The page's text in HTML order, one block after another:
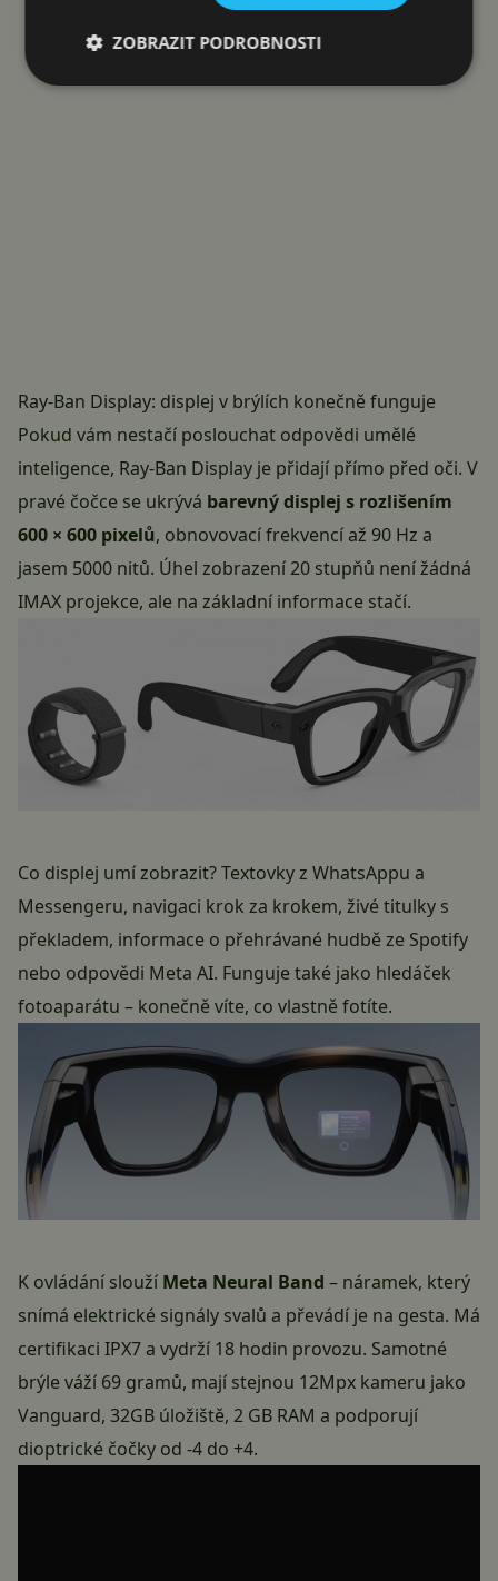
Ray-Ban Display: displej v brýlích konečně funguje
Pokud vám nestačí poslouchat odpovědi umělé
inteligence, Ray-Ban Display je přidají přímo před oči. V
pravé čočce se ukrývá barevný displej s rozlišením
600 × 600 pixelů, obnovovací frekvencí až 90 Hz a
jasem 5000 nitů. Úhel zobrazení 20 stupňů není žádná
IMAX projekce, ale na základní informace stačí.
Co displej umí zobrazit? Textovky z WhatsAppu a
Messengeru, navigaci krok za krokem, živé titulky s
překladem, informace o přehrávané hudbě ze Spotify
nebo odpovědi Meta AI. Funguje také jako hledáček
fotoaparátu – konečně víte, co vlastně fotíte.
K ovládání slouží Meta Neural Band – náramek, který
snímá elektrické signály svalů a převádí je na gesta. Má
certifikaci IPX7 a vydrží 18 hodin provozu. Samotné
brýle váží 69 gramů, mají stejnou 12Mpx kameru jako
Vanguard, 32GB úložiště, 2 GB RAM a podporují
dioptrické čočky od -4 do +4.
ZOBRAZIT PODROBNOSTI